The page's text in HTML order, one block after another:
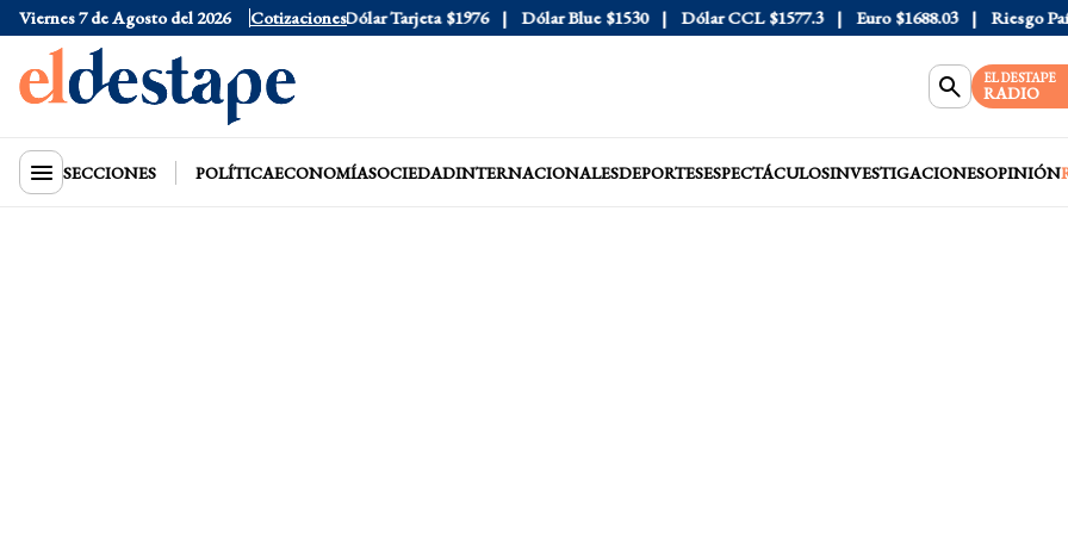
Viernes 7 de Agosto del 2026 Cotizaciones
Dólar Oficial $1520 Dólar Tarjeta $1976 Dólar Blue $1530 Dólar CCL $1577.3 Euro $1688.03 Riesgo País
EL DESTAPE
RADIO
SECCIONES POLÍTICAECONOMÍASOCIEDADINTERNACIONALESDEPORTESESPECTÁCULOSINVESTIGACIONESOPINIÓN